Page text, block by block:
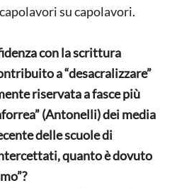
su capolavori.
con la scrittura
a “desacralizzare”
riservata a fasce più
(Antonelli) dei media
delle scuole di
quanto è dovuto